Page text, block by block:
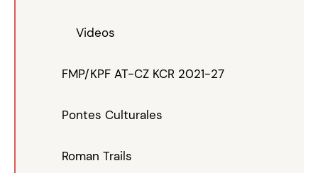
Videos
FMP/KPF AT-CZ KCR 2021-27
Pontes Culturales
Roman Trails